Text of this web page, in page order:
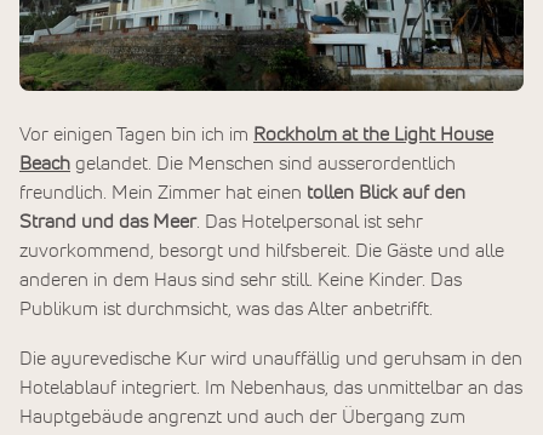
Vor einigen Tagen bin ich im Rockholm at the Light House
Beach gelandet. Die Menschen sind ausserordentlich
freundlich. Mein Zimmer hat einen tollen Blick auf den
Strand und das Meer. Das Hotelpersonal ist sehr
zuvorkommend, besorgt und hilfsbereit. Die Gäste und alle
anderen in dem Haus sind sehr still. Keine Kinder. Das
Publikum ist durchmsicht, was das Alter anbetrifft.
Die ayurevedische Kur wird unauffällig und geruhsam in den
Hotelablauf integriert. Im Nebenhaus, das unmittelbar an das
Hauptgebäude angrenzt und auch der Übergang zum